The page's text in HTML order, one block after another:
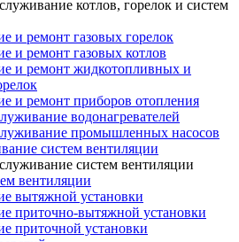
котлов, горелок и систем
и ремонт газовых горелок
и ремонт газовых котлов
и ремонт жидкотопливных и
и ремонт приборов отопления
водонагревателей
промышленных насосов
систем вентиляции
систем вентиляции
вентиляции
вытяжной установки
приточно-вытяжной установки
приточной установки